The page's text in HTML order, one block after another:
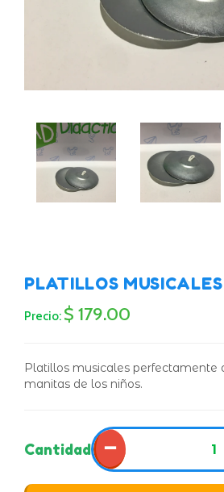
PLATILLOS MUSICALES
Precio: $ 179.00
Platillos musicales perfectamente
manitas de los niños.
Cantidad −